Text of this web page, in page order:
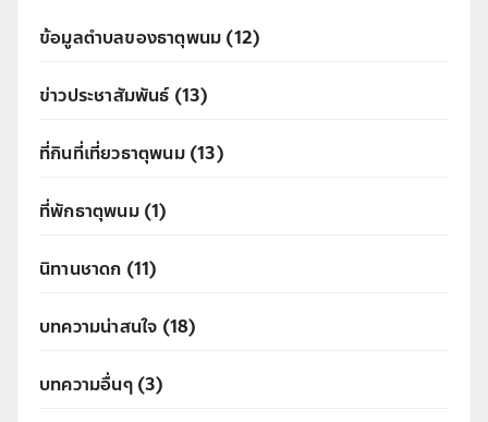
ข้อมูลตำบลของธาตุพนม (12)
ข่าวประชาสัมพันธ์(13)
ที่กินที่เที่ยวธาตุพนม(13)
ที่พักธาตุพนม(1)
นิทานชาดก (11)
บทความน่าสนใจ (18)
บทความอื่นๆ(3)